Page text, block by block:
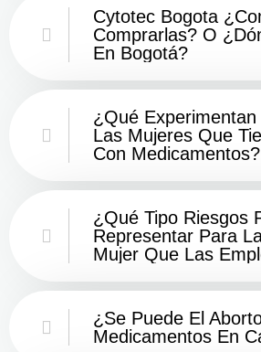
Cytotec Bogota
Comprarlas? O
En Bogotá?
¿Qué
Las Mujeres Que
Con Medicamentos?
¿Qué Tipo Riesgos
Representar Para
Mujer Que Las
¿Se Puede El
Medicamentos En